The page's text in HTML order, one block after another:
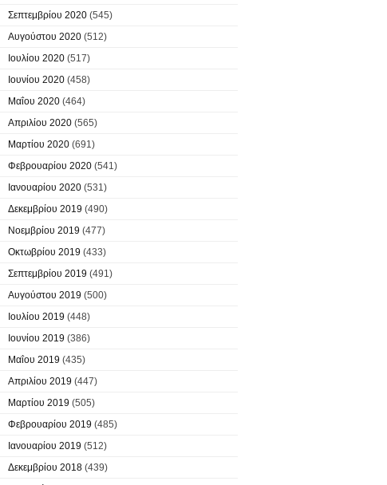
Σεπτεμβρίου 2020 (545)
Αυγούστου 2020 (512)
Ιουλίου 2020 (517)
Ιουνίου 2020 (458)
Μαΐου 2020 (464)
Απριλίου 2020 (565)
Μαρτίου 2020 (691)
Φεβρουαρίου 2020 (541)
Ιανουαρίου 2020 (531)
Δεκεμβρίου 2019 (490)
Νοεμβρίου 2019 (477)
Οκτωβρίου 2019 (433)
Σεπτεμβρίου 2019 (491)
Αυγούστου 2019 (500)
Ιουλίου 2019 (448)
Ιουνίου 2019 (386)
Μαΐου 2019 (435)
Απριλίου 2019 (447)
Μαρτίου 2019 (505)
Φεβρουαρίου 2019 (485)
Ιανουαρίου 2019 (512)
Δεκεμβρίου 2018 (439)